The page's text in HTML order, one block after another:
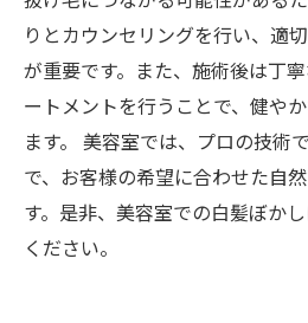
りとカウンセリングを行い、適
が重要です。また、施術後は丁
ートメントを行うことで、健や
ます。 美容室では、プロの技術
で、お客様の希望に合わせた自
す。是非、美容室での白髪ぼか
ください。